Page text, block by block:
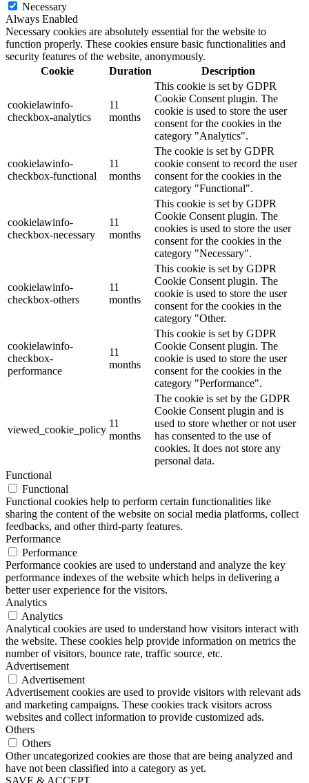
Necessary
Always Enabled
Necessary cookies are absolutely essential for the website to
function properly. These cookies ensure basic functionalities and
security features of the website, anonymously.
Cookie
Duration Description
cookielawinfo-
checkbox-analytics
11
months
This cookie is set by GDPR
Cookie Consent plugin. The
cookie is used to store the user
consent for the cookies in the
category "Analytics".
cookielawinfo-
checkbox-functional
11
months
The cookie is set by GDPR
cookie consent to record the user
consent for the cookies in the
category "Functional".
cookielawinfo-
checkbox-necessary
11
months
This cookie is set by GDPR
Cookie Consent plugin. The
cookies is used to store the user
consent for the cookies in the
category "Necessary".
cookielawinfo-
checkbox-others
11
months
This cookie is set by GDPR
Cookie Consent plugin. The
cookie is used to store the user
consent for the cookies in the
category "Other.
cookielawinfo-
checkbox-
performance
11
months
This cookie is set by GDPR
Cookie Consent plugin. The
cookie is used to store the user
consent for the cookies in the
category "Performance".
viewed_cookie_policy
11
months
The cookie is set by the GDPR
Cookie Consent plugin and is
used to store whether or not user
has consented to the use of
cookies. It does not store any
personal data.
Functional
Functional
Functional cookies help to perform certain functionalities like
sharing the content of the website on social media platforms, collect
feedbacks, and other third-party features.
Performance
Performance
Performance cookies are used to understand and analyze the key
performance indexes of the website which helps in delivering a
better user experience for the visitors.
Analytics
Analytics
Analytical cookies are used to understand how visitors interact with
the website. These cookies help provide information on metrics the
number of visitors, bounce rate, traffic source, etc.
Advertisement
Advertisement
Advertisement cookies are used to provide visitors with relevant ads
and marketing campaigns. These cookies track visitors across
websites and collect information to provide customized ads.
Others
Others
Other uncategorized cookies are those that are being analyzed and
have not been classified into a category as yet.